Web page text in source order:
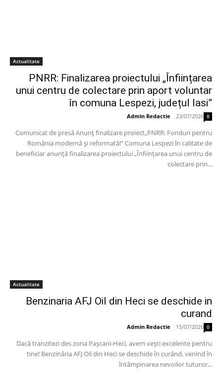
Actualitate
PNRR: Finalizarea proiectului „Înființarea
unui centru de colectare prin aport voluntar
în comuna Lespezi, județul Iasi”
Admin Redactie - 23/07/2026 0
Comunicat de presă Anunț finalizare proiect„PNRR: Fonduri pentru
România modernă și reformată!” Comuna Lespezi în calitate de
beneficiar anunță finalizarea proiectului „Înființarea unui centru de
colectare prin...
Actualitate
Benzinaria AFJ Oil din Heci se deschide in
curand
Admin Redactie - 15/07/2026 0
Dacă tranzitezi des zona Pașcani-Heci, avem vești excelente pentru
tine! Benzinăria AFJ Oil din Heci se deschide în curând, venind în
întâmpinarea nevoilor tuturor...